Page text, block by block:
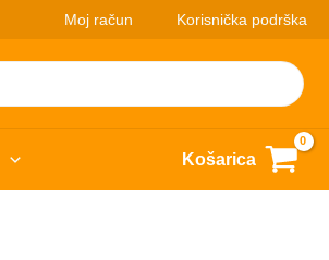
Moj račun Korisnička podrška
Košarica